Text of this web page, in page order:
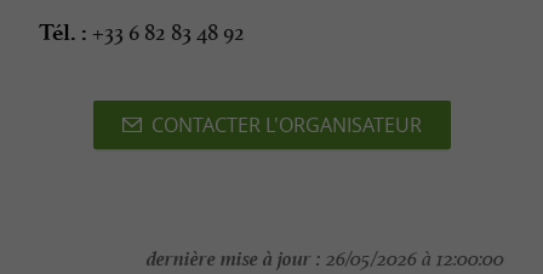
Tél. : +33 6 82 83 48 92
CONTACTER L'ORGANISATEUR
dernière mise à jour : 26/05/2026 à 12:00:00